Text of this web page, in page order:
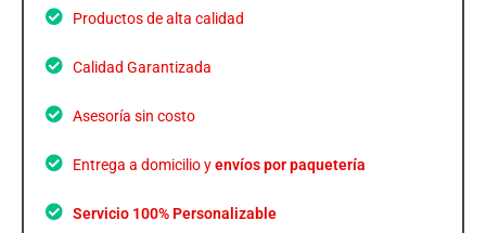
Productos de alta calidad
Calidad Garantizada
Asesoría sin costo
Entrega a domicilio yenvíos por paquetería
Servicio 100% Personalizable